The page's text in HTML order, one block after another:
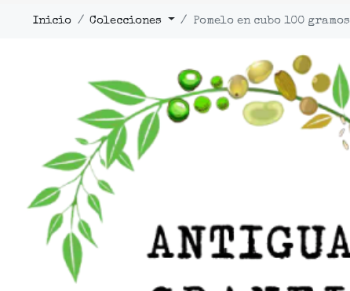
Inicio Colecciones Pomelo en cubo 100 gramos